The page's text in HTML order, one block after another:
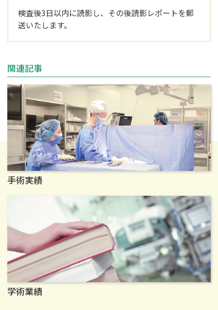
検査後3日以内に読影し、その後読影レポートを郵
送いたします。
関連記事
手術実績
学術業績